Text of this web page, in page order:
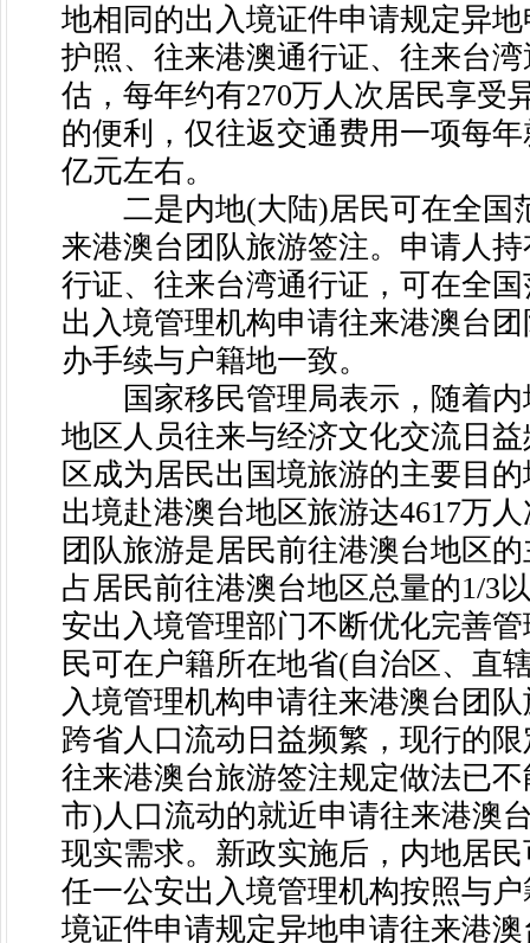
地相同的出入境证件申请规定异
护照、往来港澳通行证、往来台
估，每年约有270万人次居民享受
的便利，仅往返交通费用一项每
亿元左右。
二是内地(大陆)居民可在全国
来港澳台团队旅游签注。申请人
行证、往来台湾通行证，可在全
出入境管理机构申请往来港澳台
办手续与户籍地一致。
国家移民管理局表示，随着内
地区人员往来与经济文化交流日
区成为居民出国境旅游的主要目
出境赴港澳台地区旅游达4617万
团队旅游是居民前往港澳台地区
占居民前往港澳台地区总量的1/3
安出入境管理部门不断优化完善
民可在户籍所在地省(自治区、直
入境管理机构申请往来港澳台团
跨省人口流动日益频繁，现行的
往来港澳台旅游签注规定做法已
市)人口流动的就近申请往来港澳
现实需求。新政实施后，内地居
任一公安出入境管理机构按照与
境证件申请规定异地申请往来港